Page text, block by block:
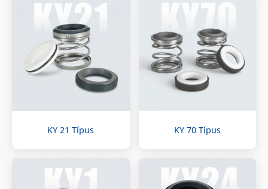
KY 21 Típus KY 70 Típus